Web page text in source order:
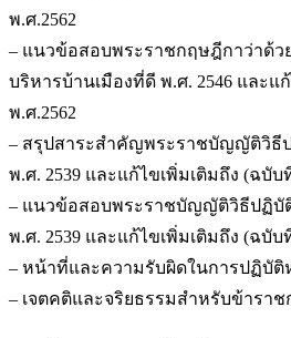
พ.ศ.2562
– แนวข้อสอบพระราชกฤษฎีกาว่าด้
บริหารบ้านเมืองที่ดี พ.ศ. 2546 และแ
พ.ศ.2562
– สรุปสาระสำคัญพระราชบัญญัติวิธี
พ.ศ. 2539 และแก้ไขเพิ่มเติมถึง (ฉบับ
– แนวข้อสอบพระราชบัญญัติวิธีปฏิบั
พ.ศ. 2539 และแก้ไขเพิ่มเติมถึง (ฉบับ
– หน้าที่และความรับผิดในการปฏิบัติ
– เจตคติและจริยธรรมสำหรับข้าราช